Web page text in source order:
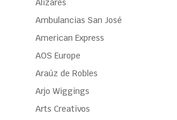
Alizares
Ambulancias San José
American Express
AOS Europe
Araúz de Robles
Arjo Wiggings
Arts Creativos